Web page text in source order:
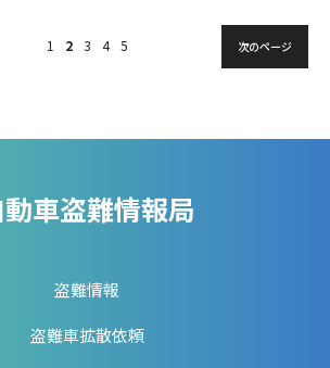
1 2 3 4 5 次のページ
動車盗難情報局
盗難情報
盗難車拡散依頼